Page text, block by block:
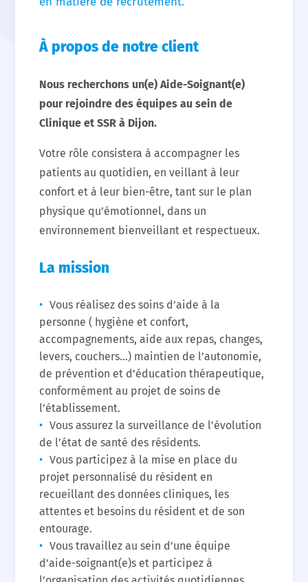
À propos de notre client
Nous recherchons un(e) Aide-Soignant(e)
pour rejoindre des équipes au sein de
Clinique et SSR à Dijon.
Votre rôle consistera à accompagner les
patients au quotidien, en veillant à leur
confort et à leur bien-être, tant sur le plan
physique qu’émotionnel, dans un
environnement bienveillant et respectueux.
La mission
Vous réalisez des soins d’aide à la
personne ( hygiène et confort,
accompagnements, aide aux repas, changes,
levers, couchers…) maintien de l’autonomie,
de prévention et d’éducation thérapeutique,
conformément au projet de soins de
l’établissement.
Vous assurez la surveillance de l’évolution
de l’état de santé des résidents.
Vous participez à la mise en place du
projet personnalisé du résident en
recueillant des données cliniques, les
attentes et besoins du résident et de son
entourage.
Vous travaillez au sein d’une équipe
d’aide-soignant(e)s et participez à